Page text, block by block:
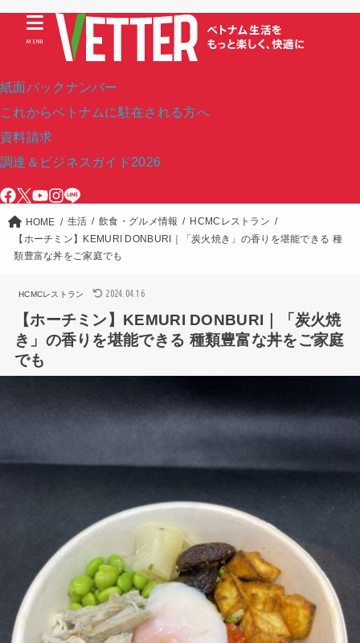
紙面バックナンバー
これからベトナムに駐在される方へ
資料請求
調達＆ビジネスガイド2026
MENU
HOME 生活 飲食・グルメ情報
HCMCレストラン
【ホーチミン】KEMURI DONBURI｜「炭火焼き」の香りを堪能できる 種
類豊富な丼をご家庭でも
HCMCレストラン 2024.04.16
【ホーチミン】KEMURI DONBURI｜「炭火焼
き」の香りを堪能できる 種類豊富な丼をご家庭
でも